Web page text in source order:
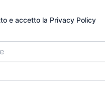
e accetto la Privacy Policy